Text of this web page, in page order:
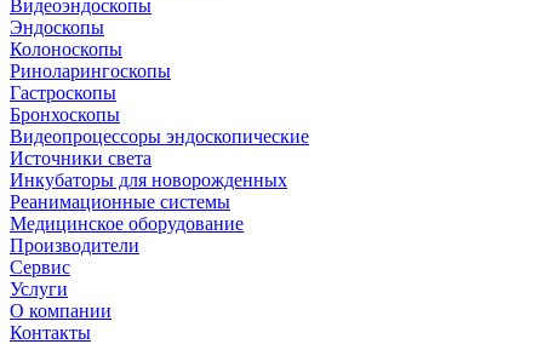
Видеоэндоскопы
Эндоскопы
Колоноскопы
Риноларингоскопы
Гастроскопы
Бронхоскопы
Видеопроцессоры эндоскопические
Источники света
Инкубаторы для новорожденных
Реанимационные системы
Медицинское оборудование
Производители
Сервис
Услуги
О компании
Контакты